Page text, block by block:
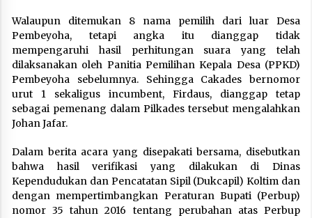
Walaupun ditemukan 8 nama pemilih dari luar Desa
Pembeyoha, tetapi angka itu dianggap tidak
mempengaruhi hasil perhitungan suara yang telah
dilaksanakan oleh Panitia Pemilihan Kepala Desa (PPKD)
Pembeyoha sebelumnya. Sehingga Cakades bernomor
urut 1 sekaligus incumbent, Firdaus, dianggap tetap
sebagai pemenang dalam Pilkades tersebut mengalahkan
Johan Jafar.
Dalam berita acara yang disepakati bersama, disebutkan
bahwa hasil verifikasi yang dilakukan di Dinas
Kependudukan dan Pencatatan Sipil (Dukcapil) Koltim dan
dengan mempertimbangkan Peraturan Bupati (Perbup)
nomor 35 tahun 2016 tentang perubahan atas Perbup